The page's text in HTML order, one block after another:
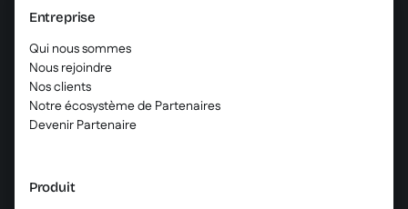
Entreprise
Qui nous sommes
Nous rejoindre
Nos clients
Notre écosystème de Partenaires
Devenir Partenaire
Produit